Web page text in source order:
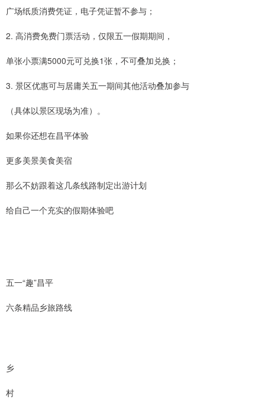
广场纸质消费凭证，电子凭证暂不参与；
2. 高消费免费门票活动，仅限五一假期期间，
单张小票满5000元可兑换1张，不可叠加兑换；
3. 景区优惠可与居庸关五一期间其他活动叠加参与
（具体以景区现场为准）。
如果你还想在昌平体验
更多美景美食美宿
那么不妨跟着这几条线路制定出游计划
给自己一个充实的假期体验吧
五一“趣”昌平
六条精品乡旅路线
乡
村